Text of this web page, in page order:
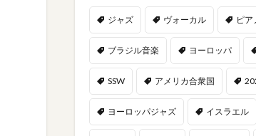
ジャズ ヴォーカル ピア
ブラジル音楽 ヨーロッパ
SSW アメリカ合衆国
ヨーロッパジャズ イスラエル